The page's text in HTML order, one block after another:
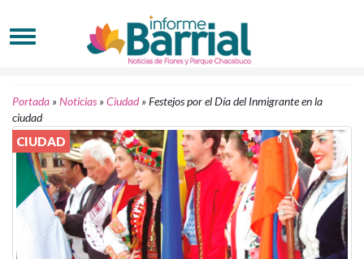
Portada »Noticias »Ciudad»Festejos por el Día del Inmigrante en la
ciudad
CIUDAD